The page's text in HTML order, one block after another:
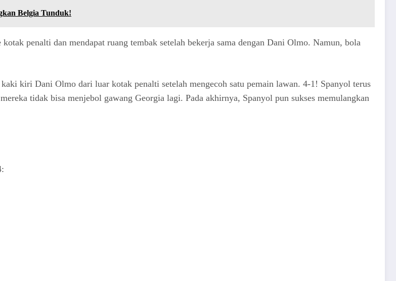
Belgia Tunduk!
penalti dan mendapat ruang tembak setelah bekerja sama dengan Dani Olmo. Namun, bola
kiri Dani Olmo dari luar kotak penalti setelah mengecoh satu pemain lawan. 4-1! Spanyol terus
tidak bisa menjebol gawang Georgia lagi. Pada akhirnya, Spanyol pun sukses memulangkan